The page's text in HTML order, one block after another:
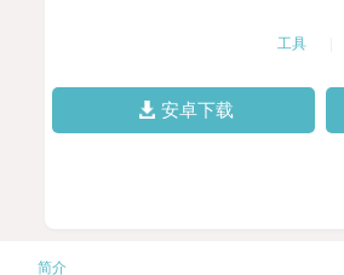
工具
安卓下载
简介